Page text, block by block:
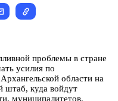
проблемы в стране
усилия по
области на
штаб, куда войдут
муниципалитетов,